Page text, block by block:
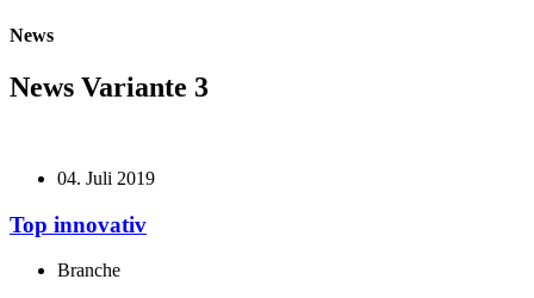
News
News Variante 3
04. Juli 2019
Top innovativ
Branche